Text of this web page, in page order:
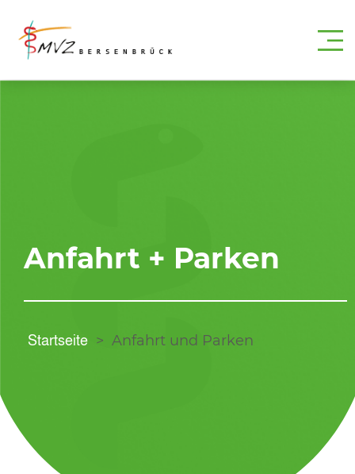
Anfahrt + Parken
Startseite > Anfahrt und Parken